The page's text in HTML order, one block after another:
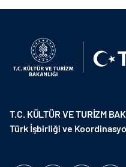
T.C. KÜLTÜR VE TURİZM
Türk İşbirliği ve